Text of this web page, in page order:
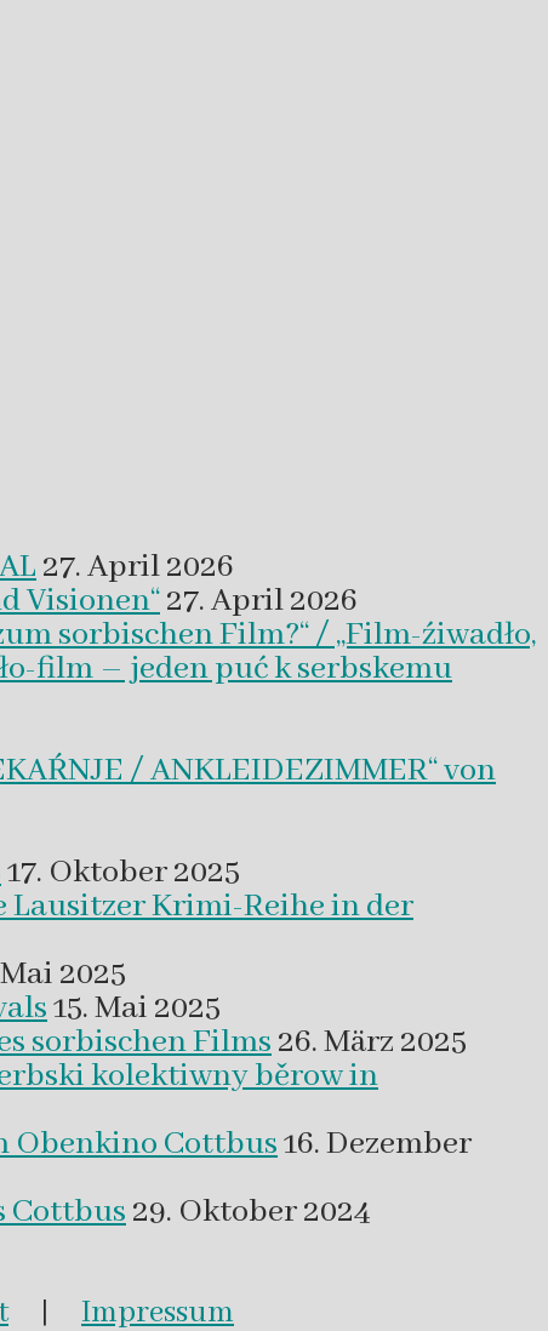
27. April 2026
Visionen“27. April 2026
sorbischen Film?“ / „Film-źiwadło,
film – jeden puć k serbskemu
/ ANKLEIDEZIMMER“ von
17. Oktober 2025
Lausitzer Krimi-Reihe in der
2025
15. Mai 2025
sorbischen Films26. März 2025
kolektiwny běrow in
Obenkino Cottbus16. Dezember
Cottbus29. Oktober 2024
| Impressum